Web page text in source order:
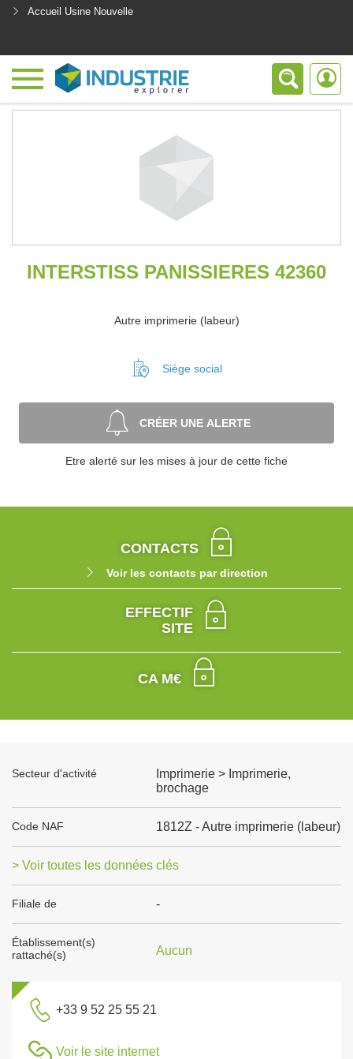
Accueil Usine Nouvelle
INTERSTISS PANISSIERES 42360
Autre imprimerie (labeur)
Siège social
CRÉER UNE ALERTE
Etre alerté sur les mises à jour de cette fiche
CONTACTS
Voir les contacts par direction
EFFECTIF
SITE
CA M€
Secteur d'activité
Imprimerie > Imprimerie,
brochage
Code NAF 1812Z - Autre imprimerie (labeur)
> Voir toutes les données clés
Filiale de -
Établissement(s)
rattaché(s)
Aucun
+33 9 52 25 55 21
Voir le site internet